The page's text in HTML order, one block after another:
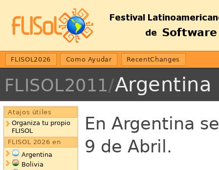
FLISOL2026 Como Ayudar RecentChanges
FLISOL2011/Argentina
Atajos útiles
Organiza tu propio
FLISOL
FLISOL 2026 en
Argentina
Bolivia
En Argentina
9 de Abril.